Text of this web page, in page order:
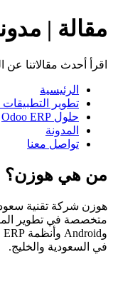
مقالة |
اقرأ أحدث مقالاتنا
الرئيسية
تطوير التطبيقات
حلول Odoo ERP
المدونة
تواصل معنا
من هي هوزن؟
في السعودية والخليج.